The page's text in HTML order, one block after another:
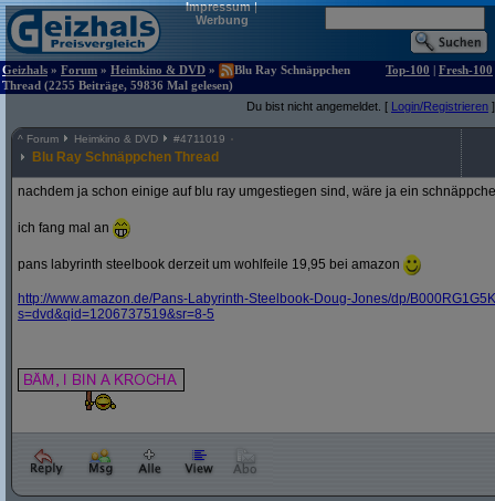
Impressum|
Werbung
Geizhals » Forum » Heimkino & DVD »
Blu Ray Schnäppchen
Thread (2255 Beiträge, 59836 Mal gelesen)
Top-100 | Fresh-100
Du bist nicht angemeldet. [ Login/Registrieren ]
^ Forum Heimkino & DVD #4711019
Blu Ray Schnäppchen Thread
nachdem ja schon einige auf blu ray umgestiegen sind, wäre ja ein
ich fang mal an
pans labyrinth steelbook derzeit um wohlfeile 19,95 bei amazon
http://www.amazon.de/Pans-Labyrinth-Steelbook-Doug-Jones/dp/
s=dvd&qid=1206737519&sr=8-5